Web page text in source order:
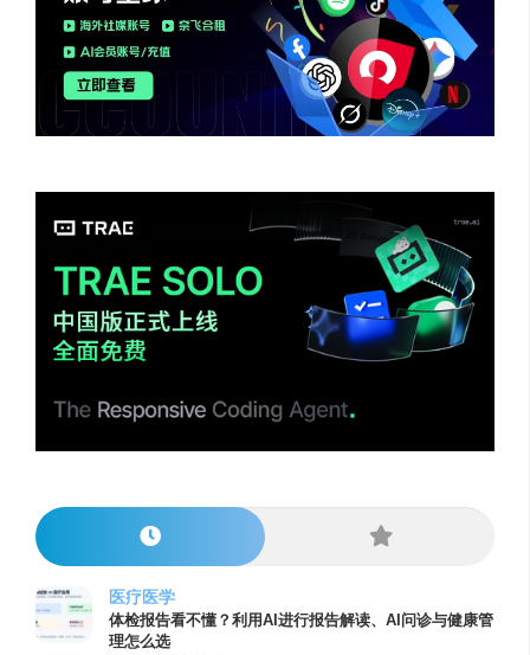
医疗医学
体检报告看不懂？利用AI进行报告解读、AI问诊与健康管
理怎么选